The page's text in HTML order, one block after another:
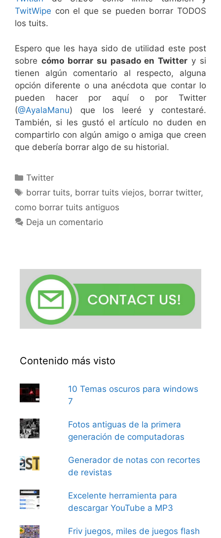
TwitWipe con el que se pueden borrar TODOS
los tuits.
Espero que les haya sido de utilidad este post
sobre cómo borrar su pasado en Twitter y si
tienen algún comentario al respecto, alguna
opción diferente o una anécdota que contar lo
pueden hacer por aquí o por Twitter
(@AyalaManu) que los leeré y contestaré.
También, si les gustó el artículo no duden en
compartirlo con algún amigo o amiga que creen
que debería borrar algo de su historial.
Categorías
Twitter
Etiquetas
borrar tuits, borrar tuits viejos, borrar twitter,
como borrar tuits antiguos
Deja un comentario
Contenido más visto
10 Temas oscuros para windows
7
Fotos antiguas de la primera
generación de computadoras
Generador de notas con recortes
de revistas
Excelente herramienta para
descargar YouTube a MP3
Friv juegos, miles de juegos flash